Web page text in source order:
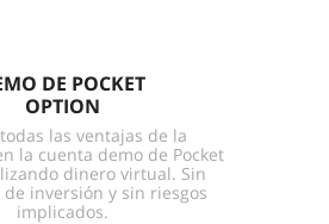
DE POCKET
OPTION
las ventajas de la
la cuenta demo de Pocket
dinero virtual. Sin
inversión y sin riesgos
implicados.